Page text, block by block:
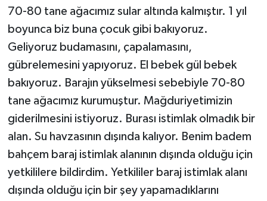
70-80 tane ağacımız sular altında kalmıştır. 1 yıl
boyunca biz buna çocuk gibi bakıyoruz.
Geliyoruz budamasını, çapalamasını,
gübrelemesini yapıyoruz. El bebek gül bebek
bakıyoruz. Barajın yükselmesi sebebiyle 70-80
tane ağacımız kurumuştur. Mağduriyetimizin
giderilmesini istiyoruz. Burası istimlak olmadık bir
alan. Su havzasının dışında kalıyor. Benim badem
bahçem baraj istimlak alanının dışında olduğu için
yetkililere bildirdim. Yetkililer baraj istimlak alanı
dışında olduğu için bir şey yapamadıklarını